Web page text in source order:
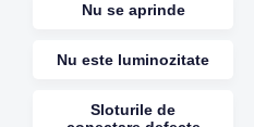
Nu se aprinde
Nu este luminozitate
Sloturile de